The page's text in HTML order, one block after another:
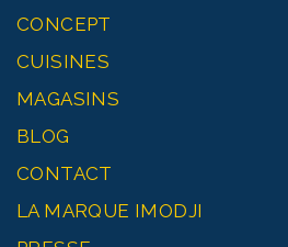
CONCEPT
CUISINES
MAGASINS
BLOG
CONTACT
LA MARQUE IMODJI